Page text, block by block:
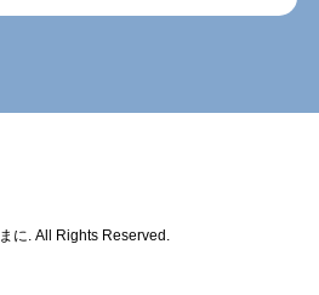
に. All Rights Reserved.